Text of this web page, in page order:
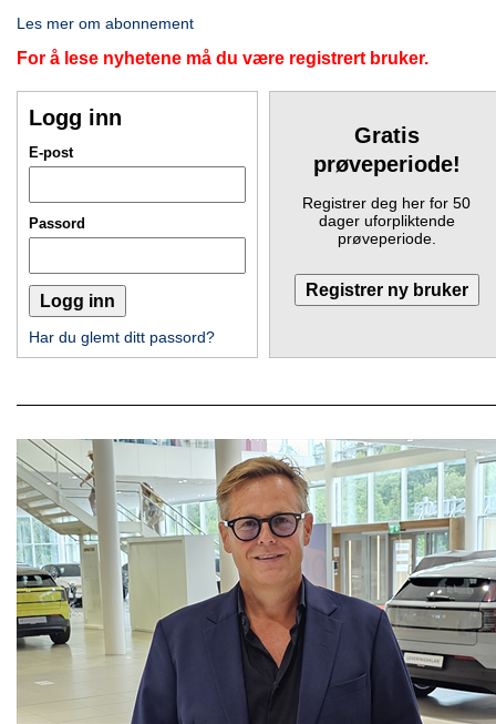
Les mer om abonnement
For å lese nyhetene må du være registrert bruker.
Logg inn
E-post
Passord
Har du glemt ditt passord?
Gratis
prøveperiode!
Registrer deg her for 50
dager uforpliktende
prøveperiode.